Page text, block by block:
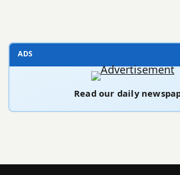
ADS
Read our daily